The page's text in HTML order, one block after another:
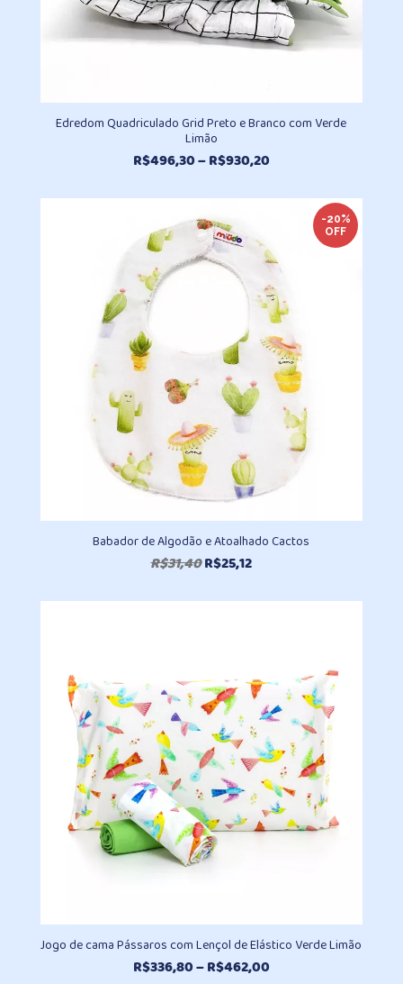
Edredom Quadriculado Grid Preto e Branco com Verde
Limão
R$496,30–R$930,20Faixa
preço:
R$496,30
através
R$930,20
-20%
OFF
Babador de Algodão e Atoalhado Cactos
R$31,40O
original
R$25,12O
atual
Jogo de cama Pássaros com Lençol de Elástico Verde Limão
R$336,80–R$462,00Faixa